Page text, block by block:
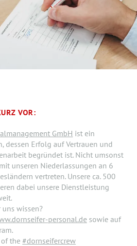
VOR:
GmbH ist ein
dessen Erfolg auf Vertrauen und
begründet ist. Nicht umsonst
unseren Niederlassungen an 6
vertreten. Unsere ca. 500
dabei unsere Dienstleistung
wissen?
personal.de sowie auf
of the #dornseifercrew